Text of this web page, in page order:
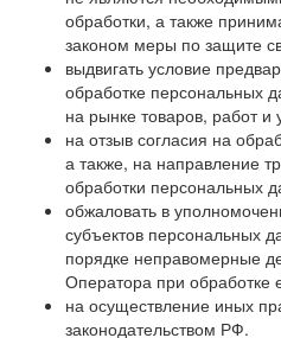
обработки, а также
законом меры по защите
выдвигать условие
обработке персональных
на рынке товаров, работ и
на отзыв согласия на
а также, на направление
обработки персональных
обжаловать в
субъектов персональных
порядке неправомерные
Оператора при обработке
на осуществление иных
законодательством РФ.